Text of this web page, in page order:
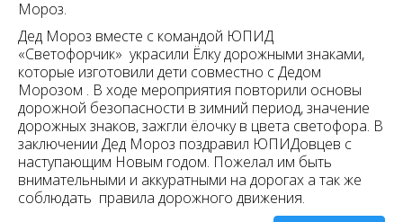
Мороз.
Дед Мороз вместе с командой ЮПИД
«Светофорчик» украсили Ёлку дорожными знаками,
которые изготовили дети совместно с Дедом
Морозом . В ходе мероприятия повторили основы
дорожной безопасности в зимний период, значение
дорожных знаков, зажгли ёлочку в цвета светофора. В
заключении Дед Мороз поздравил ЮПИДовцев с
наступающим Новым годом. Пожелал им быть
внимательными и аккуратными на дорогах а так же
соблюдать правила дорожного движения.